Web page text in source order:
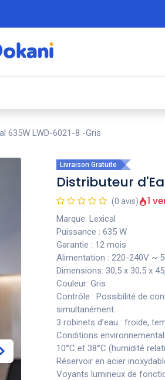
635W LWD-6021-8 -Gris
Livraison Gratuite
Distributeur
(0 avis) 1
Marque: Lexical
Puissance : 635 W
Garantie : 12 mois
Alimentation : 220-240V ~
Dimensions: 30,5 x 30,5 x
Couleur: Gris
Contrôle : Possibilité de
simultanément.
3 robinets d’eau : froide,
Conditions
10°C et 38°C (humidité
Réservoir en acier
Voyants lumineux de